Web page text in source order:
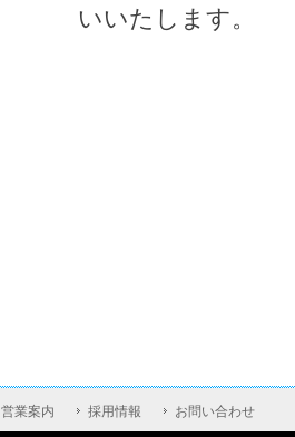
いいたします。
営業案内 採用情報 お問い合わせ